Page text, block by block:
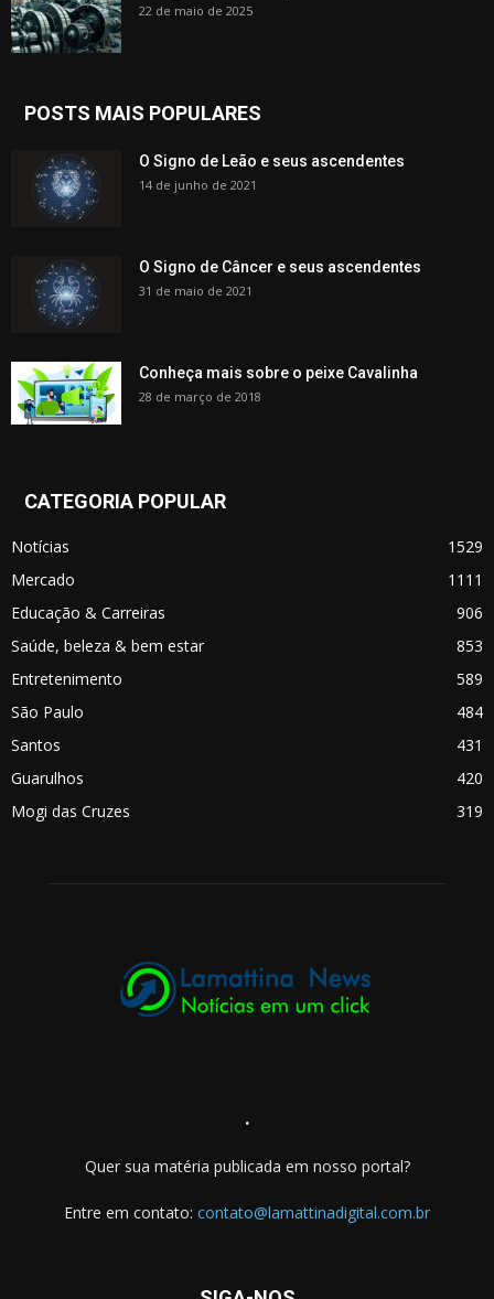
22 de maio de 2025
POSTS MAIS POPULARES
O Signo de Leão e seus ascendentes
14 de junho de 2021
O Signo de Câncer e seus ascendentes
31 de maio de 2021
Conheça mais sobre o peixe Cavalinha
28 de março de 2018
CATEGORIA POPULAR
Notícias
1529
Mercado
1111
Educação & Carreiras
906
Saúde, beleza & bem estar
853
Entretenimento
589
São Paulo
484
Santos
431
Guarulhos
420
Mogi das Cruzes
319
.
Quer sua matéria publicada em nosso portal?
Entre em contato: contato@lamattinadigital.com.br